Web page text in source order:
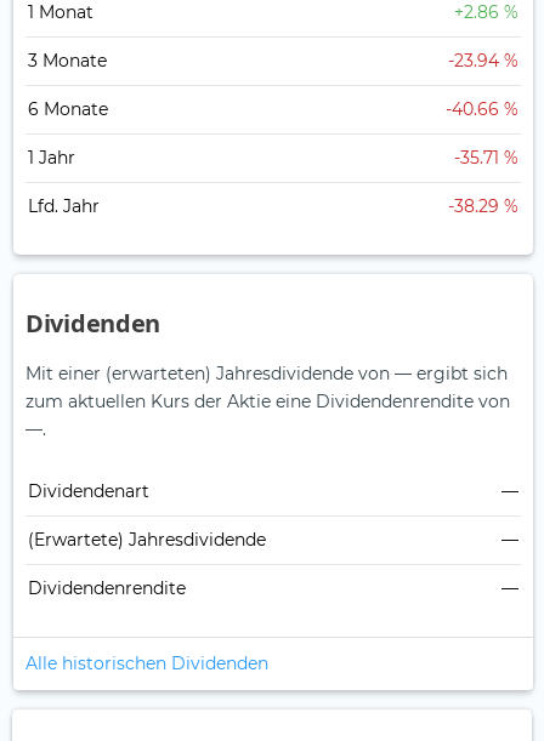
1 Monat +2.86 %
3 Monate -23.94 %
6 Monate -40.66 %
1 Jahr -35.71 %
Lfd. Jahr -38.29 %
Dividenden
Mit einer (erwarteten) Jahresdividende von — ergibt sich
zum aktuellen Kurs der Aktie eine Dividendenrendite von
—.
Dividendenart —
(Erwartete) Jahresdividende —
Dividendenrendite —
Alle historischen Dividenden